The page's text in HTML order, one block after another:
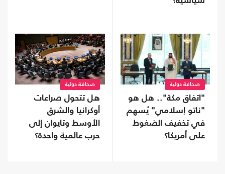
صحافة دولية
"اتفاق مكة".. هل هو
"ناتو إسلامي" يُسهم
في تخفيف الضغوط
على أمريكا؟
صحافة دولية
هل تتحول صراعات
أوكرانيا والشرق
الأوسط وتايوان إلى
حرب عالمية واحدة؟